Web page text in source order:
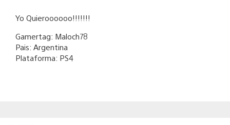
Yo Quieroooooo!!!!!!!
Gamertag: Maloch78
Pais: Argentina
Plataforma: PS4